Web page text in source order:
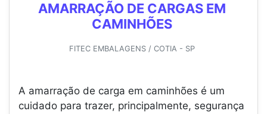
AMARRAÇÃO DE CARGAS EM
CAMINHÕES
FITEC EMBALAGENS / COTIA - SP
A amarração de carga em caminhões é um
cuidado para trazer, principalmente, segurança